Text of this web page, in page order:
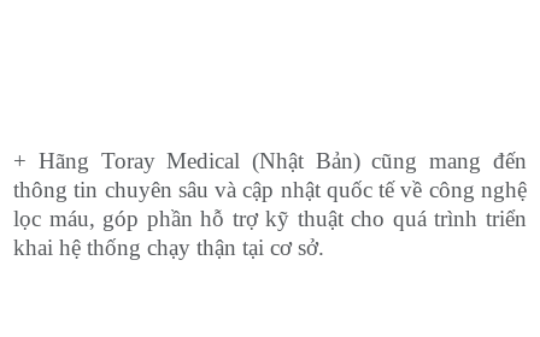
+ Hãng Toray Medical (Nhật Bản) cũng mang đến
thông tin chuyên sâu và cập nhật quốc tế về công nghệ
lọc máu, góp phần hỗ trợ kỹ thuật cho quá trình triển
khai hệ thống chạy thận tại cơ sở.